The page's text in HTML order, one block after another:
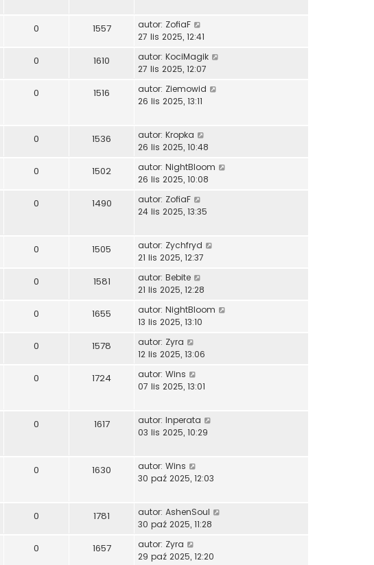
0 1557 autor: ZofiaF
27 lis 2025, 12:41
0 1610 autor: KociMagik
27 lis 2025, 12:07
0 1516 autor: Ziemowid
26 lis 2025, 13:11
0 1536 autor: Kropka
26 lis 2025, 10:48
0 1502 autor: NightBloom
26 lis 2025, 10:08
0 1490 autor: ZofiaF
24 lis 2025, 13:35
0 1505 autor: Zychfryd
21 lis 2025, 12:37
0 1581 autor: Bebite
21 lis 2025, 12:28
0 1655 autor: NightBloom
13 lis 2025, 13:10
0 1578 autor: Zyra
12 lis 2025, 13:06
0 1724 autor: Wins
07 lis 2025, 13:01
0 1617 autor: Inperata
03 lis 2025, 10:29
0 1630 autor: Wins
30 paź 2025, 12:03
0 1781 autor: AshenSoul
30 paź 2025, 11:28
0 1657 autor: Zyra
29 paź 2025, 12:20